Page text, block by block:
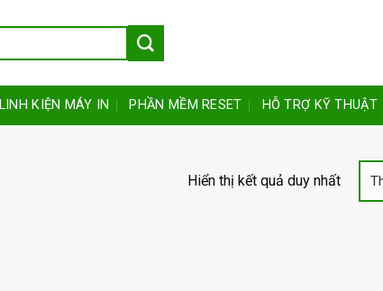
LINH KIỆN MÁY IN PHẦN MỀM RESET HỖ TRỢ KỸ THUẬT
Hiển thị kết quả duy nhất